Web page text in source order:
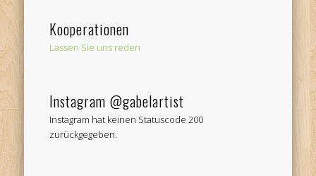
Kooperationen
Lassen Sie uns reden
Instagram @gabelartist
Instagram hat keinen Statuscode 200
zurückgegeben.